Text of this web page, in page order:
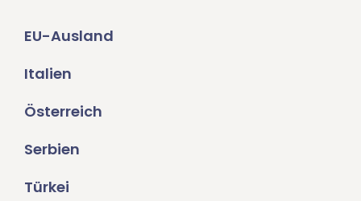
EU-Ausland
Italien
Österreich
Serbien
Türkei